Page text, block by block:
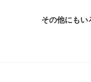
その他にもい